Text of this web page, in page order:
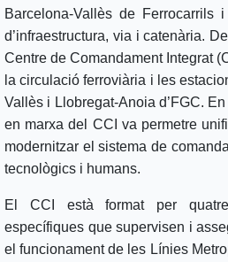
Barcelona-Vallès de Ferrocarrils
d’infraestructura, via i catenària.
Centre de Comandament Integrat
la circulació ferroviària i les
Vallès i Llobregat-Anoia d’FGC.
en marxa del CCI va permetre
modernitzar el sistema de
tecnològics i humans.
El CCI està format per
específiques que supervisen i
el funcionament de les Línies